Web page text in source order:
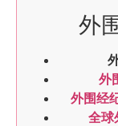
外
外
外围经
全球